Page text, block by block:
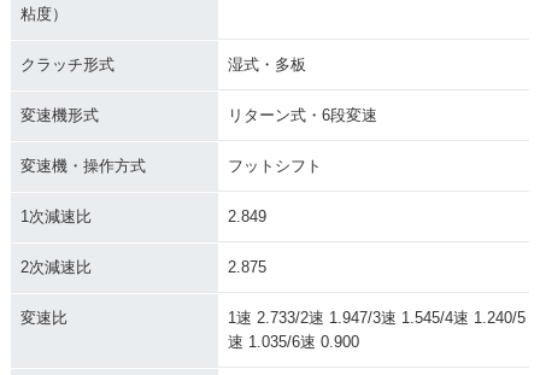
粘度）
クラッチ形式 湿式・多板
変速機形式 リターン式・6段変速
変速機・操作方式 フットシフト
1次減速比 2.849
2次減速比 2.875
変速比
1速 2.733/2速 1.947/3速 1.545/4速 1.240/5
速 1.035/6速 0.900